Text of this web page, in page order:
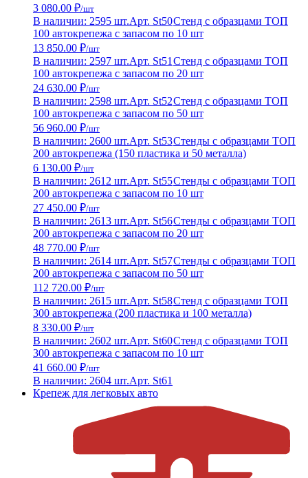
3 080.00 ₽/шт
В наличии: 2595 шт.Арт. St50Стенд с образцами ТОП
100 автокрепежа с запасом по 10 шт
13 850.00 ₽/шт
В наличии: 2597 шт.Арт. St51 Стенд с образцами ТОП
100 автокрепежа с запасом по 20 шт
24 630.00 ₽/шт
В наличии: 2598 шт.Арт. St52Стенд с образцами ТОП
100 автокрепежа с запасом по 50 шт
56 960.00 ₽/шт
В наличии: 2600 шт.Арт. St53Стенды с образцами ТОП
200 автокрепежа (150 пластика и 50 металла)
6 130.00 ₽/шт
В наличии: 2612 шт.Арт. St55Стенды с образцами ТОП
200 автокрепежа с запасом по 10 шт
27 450.00 ₽/шт
В наличии: 2613 шт.Арт. St56Стенды с образцами ТОП
200 автокрепежа с запасом по 20 шт
48 770.00 ₽/шт
В наличии: 2614 шт.Арт. St57Стенды с образцами ТОП
200 автокрепежа с запасом по 50 шт
112 720.00 ₽/шт
В наличии: 2615 шт.Арт. St58Стенд с образцами ТОП
300 автокрепежа (200 пластика и 100 металла)
8 330.00 ₽/шт
В наличии: 2602 шт.Арт. St60Стенд с образцами ТОП
300 автокрепежа с запасом по 10 шт
41 660.00 ₽/шт
В наличии: 2604 шт.Арт. St61
Крепеж для легковых авто